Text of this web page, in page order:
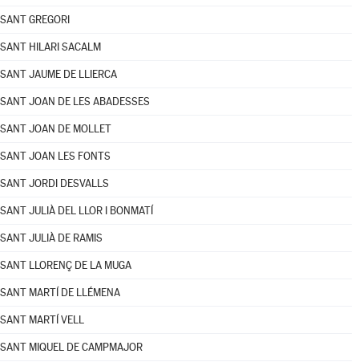
SANT GREGORI
SANT HILARI SACALM
SANT JAUME DE LLIERCA
SANT JOAN DE LES ABADESSES
SANT JOAN DE MOLLET
SANT JOAN LES FONTS
SANT JORDI DESVALLS
SANT JULIÀ DEL LLOR I BONMATÍ
SANT JULIÀ DE RAMIS
SANT LLORENÇ DE LA MUGA
SANT MARTÍ DE LLÉMENA
SANT MARTÍ VELL
SANT MIQUEL DE CAMPMAJOR